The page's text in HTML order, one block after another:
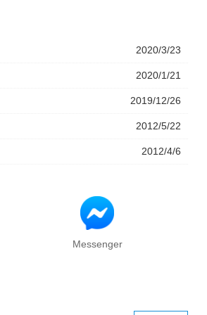
2020/3/23
2020/1/21
2019/12/26
2012/5/22
2012/4/6
Messenger